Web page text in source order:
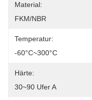
Material:
FKM/NBR
Temperatur:
-60°C~300°C
Härte:
30~90 Ufer A